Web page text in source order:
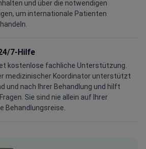
und über die notwendigen
um internationale Patienten
7-Hilfe
kostenlose fachliche Unterstützung.
medizinischer Koordinator unterstützt
und nach Ihrer Behandlung und hilft
Sie sind nie allein auf Ihrer
Behandlungsreise.